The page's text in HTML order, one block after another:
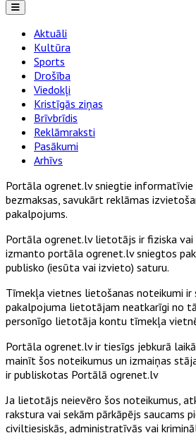
Aktuāli
Kultūra
Sports
Drošība
Viedokļi
Kristīgās ziņas
Brīvbrīdis
Reklāmraksti
Pasākumi
Arhīvs
Portāla ogrenet.lv sniegtie
bezmaksas, savukārt reklāmas
pakalpojums.
Portāla ogrenet.lv lietotājs ir fiziska vai
izmanto portāla ogrenet.lv sniegtos
publisko (iesūta vai izvieto) saturu.
Tīmekļa vietnes lietošanas noteikumi ir
pakalpojuma lietotājam neatkarīgi no
personīgo lietotāja kontu tīmekļa
Portāla ogrenet.lv ir tiesīgs jebkurā
mainīt šos noteikumus un izmaiņas
ir publiskotas Portālā ogrenet.lv
Ja lietotājs neievēro šos noteikumus,
rakstura vai sekām pārkāpējs saucams
civiltiesiskās, administratīvās vai